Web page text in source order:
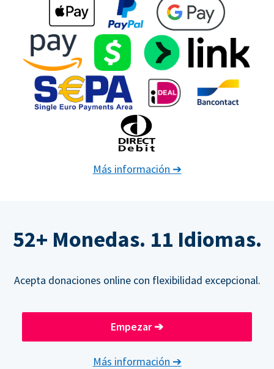
Más información ➔
52+ Monedas. 11 Idiomas.
Acepta donaciones online con flexibilidad excepcional.
Empezar➔
Más información ➔